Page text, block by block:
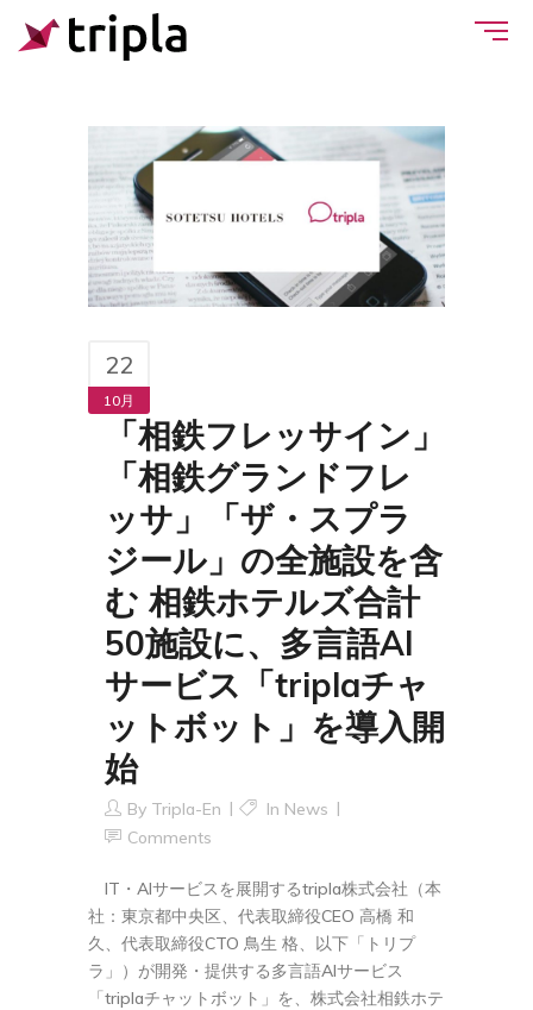
22
10月
「相鉄フレッサイン」
「相鉄グランドフレ
ッサ」「ザ・スプラ
ジール」の全施設を含
む 相鉄ホテルズ合計
50施設に、多言語AI
サービス「triplaチャ
ットボット」を導入開
始
By Tripla-En In News
Comments
IT・AIサービスを展開するtripla株式会社（本
社：東京都中央区、代表取締役CEO 高橋 和
久、代表取締役CTO 鳥生 格、以下「トリプ
ラ」）が開発・提供する多言語AIサービス
「triplaチャットボット」を、株式会社相鉄ホテ